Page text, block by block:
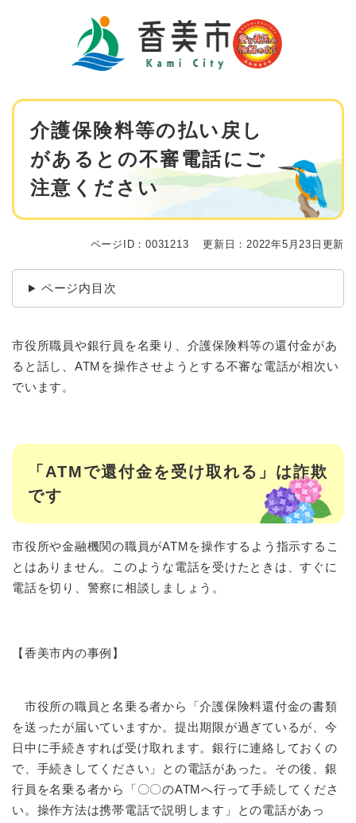
本
介護保険料等の払い戻し
があるとの不審電話にご
注意ください
ページID：0031213 更新日：2022年5月23日更新
ページ内目次
市役所職員や銀行員を名乗り、介護保険料等の還付金があ
ると話し、ATMを操作させようとする不審な電話が相次い
でいます。
「ATMで還付金を受け取れる」は詐欺
です
市役所や金融機関の職員がATMを操作するよう指示するこ
とはありません。このような電話を受けたときは、すぐに
電話を切り、警察に相談しましょう。
【香美市内の事例】
市役所の職員と名乗る者から「介護保険料還付金の書類
を送ったが届いていますか。提出期限が過ぎているが、今
日中に手続きすれば受け取れます。銀行に連絡しておくの
で、手続きしてください」との電話があった。その後、銀
行員を名乗る者から「〇〇のATMへ行って手続してくださ
い。操作方法は携帯電話で説明します」との電話があっ